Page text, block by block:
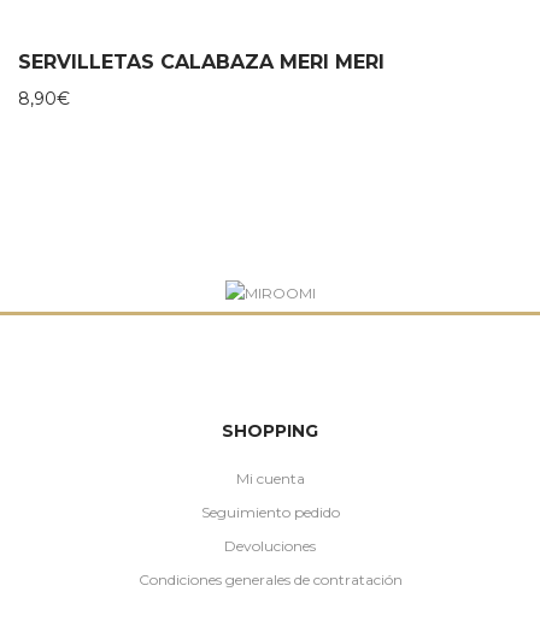
SERVILLETAS CALABAZA MERI MERI
8,90€
SHOPPING
Mi cuenta
Seguimiento pedido
Devoluciones
Condiciones generales de contratación